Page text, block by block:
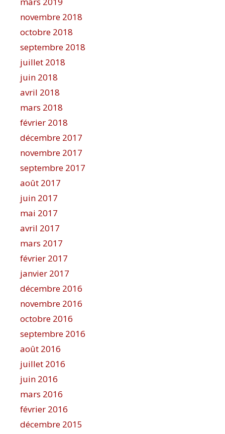
novembre 2018
octobre 2018
septembre 2018
juillet 2018
juin 2018
avril 2018
mars 2018
février 2018
décembre 2017
novembre 2017
septembre 2017
août 2017
juin 2017
mai 2017
avril 2017
mars 2017
février 2017
janvier 2017
décembre 2016
novembre 2016
octobre 2016
septembre 2016
août 2016
juillet 2016
juin 2016
mars 2016
février 2016
décembre 2015